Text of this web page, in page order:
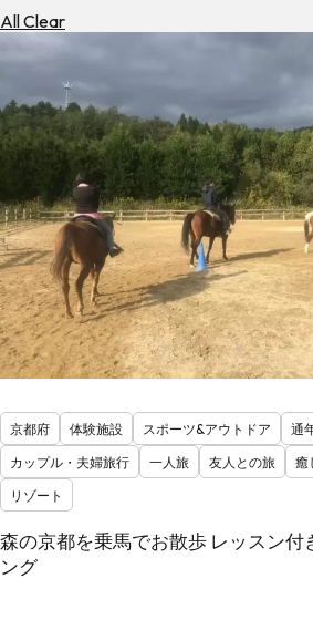
All Clear
京都府 体験施設 スポーツ&アウトドア 通
カップル・夫婦旅行
一人旅 友人との旅
癒
リゾート
森の京都を乗馬でお散歩 レッスン付
ング